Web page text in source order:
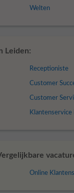
Welten
Leiden:
Receptioniste
Customer
Customer
Online